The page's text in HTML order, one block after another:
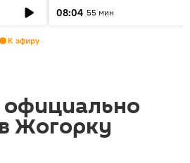
08:04 55 мин
К эфиру
Жогорку